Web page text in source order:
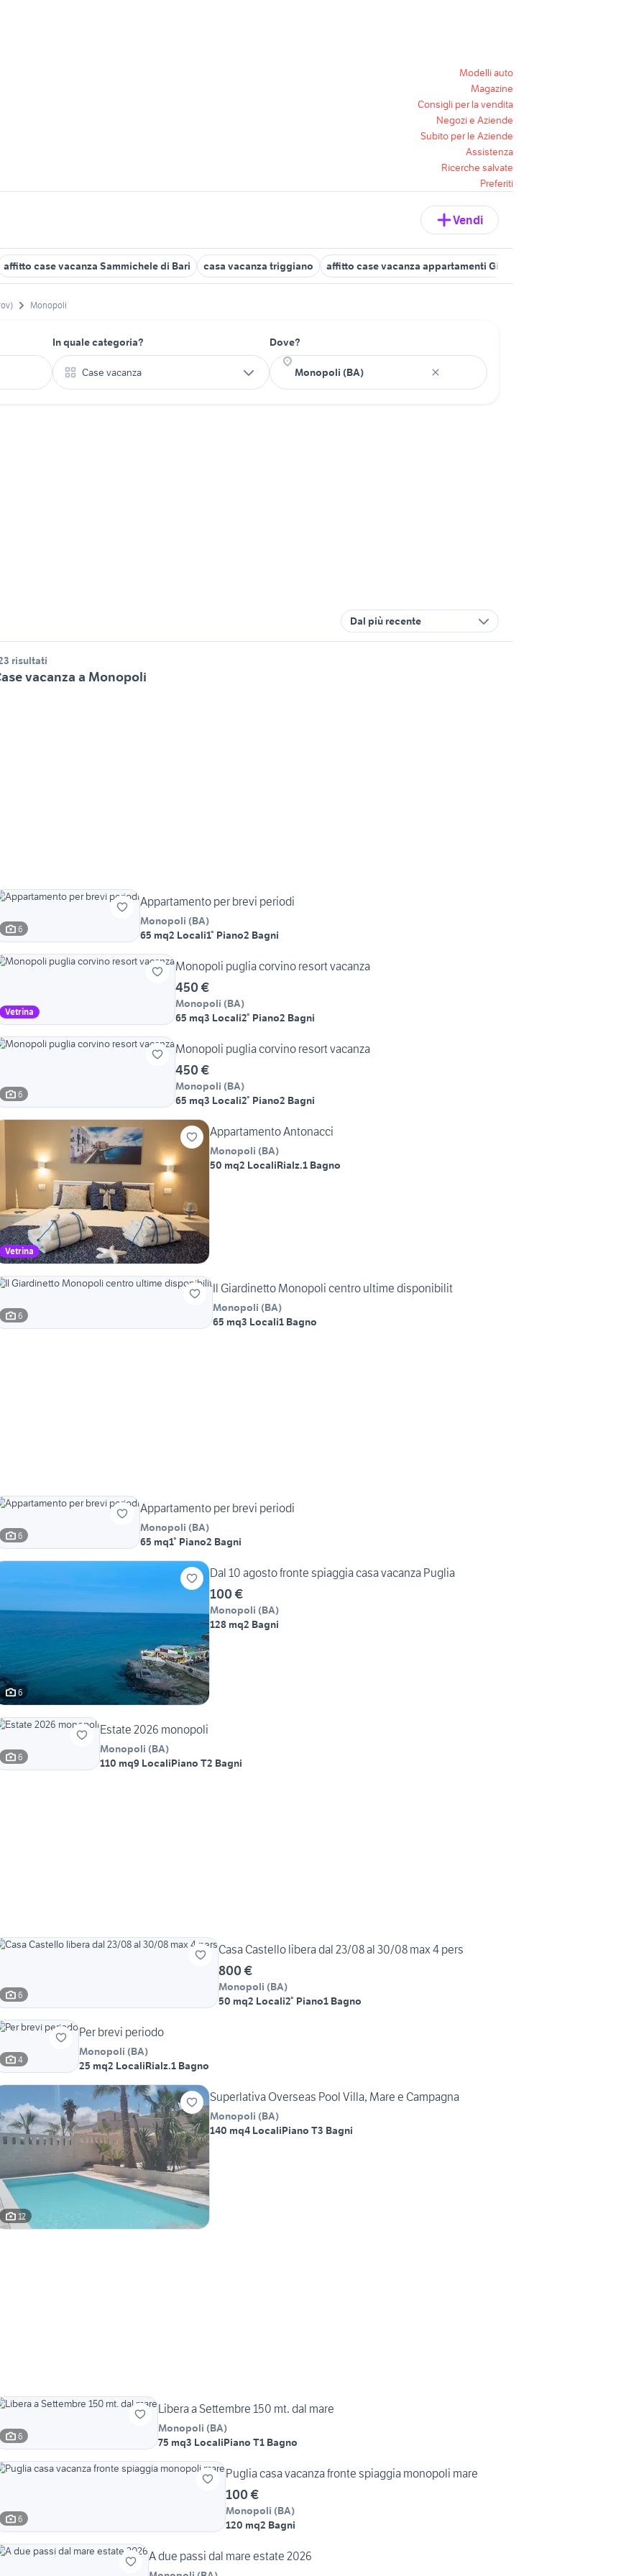
Modelli auto
Magazine
Consigli per la vendita
Negozi e Aziende
Subito per le Aziende
Assistenza
Ricerche salvate
Preferiti
Vendi
affitto case vacanza Sammichele di Bari casa vacanza triggiano affitto case vacanza appartamenti Giovinazzo
Monopoli
In quale categoria?
Case vacanza
Dove?
Dal più recente
risultati
vacanza a Monopoli
6
Appartamento per brevi periodi
Monopoli (BA)
65 mq2 Locali1° Piano2 Bagni
Vetrina
Monopoli puglia corvino resort vacanza
450 €
Monopoli (BA)
65 mq3 Locali2° Piano2 Bagni
6
Monopoli puglia corvino resort vacanza
450 €
Monopoli (BA)
65 mq3 Locali2° Piano2 Bagni
Vetrina
Appartamento Antonacci
Monopoli (BA)
50 mq2 LocaliRialz.1 Bagno
6
Il Giardinetto Monopoli centro ultime disponibilit
Monopoli (BA)
65 mq3 Locali1 Bagno
6
Appartamento per brevi periodi
Monopoli (BA)
65 mq1° Piano2 Bagni
6
Dal 10 agosto fronte spiaggia casa vacanza Puglia
100 €
Monopoli (BA)
128 mq2 Bagni
6
Estate 2026 monopoli
Monopoli (BA)
110 mq9 LocaliPiano T2 Bagni
6
Casa Castello libera dal 23/08 al 30/08 max 4 pers
800 €
Monopoli (BA)
50 mq2 Locali2° Piano1 Bagno
4
Per brevi periodo
Monopoli (BA)
25 mq2 LocaliRialz.1 Bagno
12
Superlativa Overseas Pool Villa, Mare e Campagna
Monopoli (BA)
140 mq4 LocaliPiano T3 Bagni
6
Libera a Settembre 150 mt. dal mare
Monopoli (BA)
75 mq3 LocaliPiano T1 Bagno
6
Puglia casa vacanza fronte spiaggia monopoli mare
100 €
Monopoli (BA)
120 mq2 Bagni
A due passi dal mare estate 2026